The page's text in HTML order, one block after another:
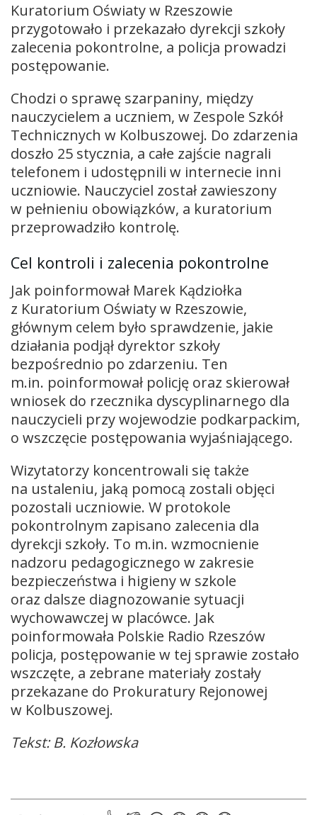
Kuratorium Oświaty w Rzeszowie
przygotowało i przekazało dyrekcji szkoły
zalecenia pokontrolne, a policja prowadzi
postępowanie.
Chodzi o sprawę szarpaniny, między
nauczycielem a uczniem, w Zespole Szkół
Technicznych w Kolbuszowej. Do zdarzenia
doszło 25 stycznia, a całe zajście nagrali
telefonem i udostępnili w internecie inni
uczniowie. Nauczyciel został zawieszony
w pełnieniu obowiązków, a kuratorium
przeprowadziło kontrolę.
Cel kontroli i zalecenia pokontrolne
Jak poinformował Marek Kądziołka
z Kuratorium Oświaty w Rzeszowie,
głównym celem było sprawdzenie, jakie
działania podjął dyrektor szkoły
bezpośrednio po zdarzeniu. Ten
m.in. poinformował policję oraz skierował
wniosek do rzecznika dyscyplinarnego dla
nauczycieli przy wojewodzie podkarpackim,
o wszczęcie postępowania wyjaśniającego.
Wizytatorzy koncentrowali się także
na ustaleniu, jaką pomocą zostali objęci
pozostali uczniowie. W protokole
pokontrolnym zapisano zalecenia dla
dyrekcji szkoły. To m.in. wzmocnienie
nadzoru pedagogicznego w zakresie
bezpieczeństwa i higieny w szkole
oraz dalsze diagnozowanie sytuacji
wychowawczej w placówce. Jak
poinformowała Polskie Radio Rzeszów
policja, postępowanie w tej sprawie zostało
wszczęte, a zebrane materiały zostały
przekazane do Prokuratury Rejonowej
w Kolbuszowej.
Tekst: B. Kozłowska